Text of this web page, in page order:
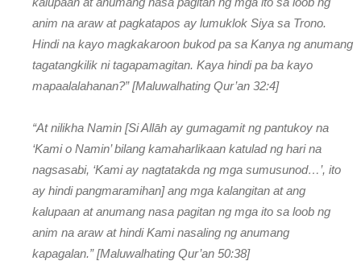
anim na araw at pagkatapos ay lumuklok Siya sa Trono.
Hindi na kayo magkakaroon bukod pa sa Kanya ng anumang
tagatangkilik ni tagapamagitan. Kaya hindi pa ba kayo
mapaalalahanan?” [Maluwalhating Qur’an 32:4]
“At nilikha Namin [Si Allāh ay gumagamit ng pantukoy na
‘Kami o Namin’ bilang kamaharlikaan katulad ng hari na
nagsasabi, ‘Kami ay nagtatakda ng mga sumusunod…’, ito
ay hindi pangmaramihan] ang mga kalangitan at ang
kalupaan at anumang nasa pagitan ng mga ito sa loob ng
anim na araw at hindi Kami nasaling ng anumang
kapagalan.” [Maluwalhating Qur’an 50:38]